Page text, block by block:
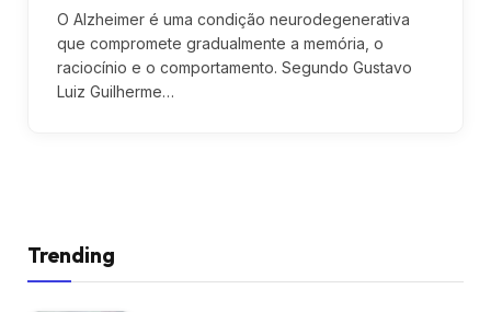
O Alzheimer é uma condição neurodegenerativa
que compromete gradualmente a memória, o
raciocínio e o comportamento. Segundo Gustavo
Luiz Guilherme…
Trending